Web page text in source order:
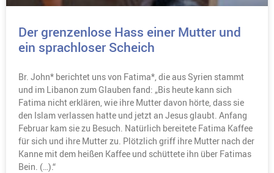
Der grenzenlose Hass einer Mutter und
ein sprachloser Scheich
Br. John* berichtet uns von Fatima*, die aus Syrien stammt
und im Libanon zum Glauben fand: „Bis heute kann sich
Fatima nicht erklären, wie ihre Mutter davon hörte, dass sie
den Islam verlassen hatte und jetzt an Jesus glaubt. Anfang
Februar kam sie zu Besuch. Natürlich bereitete Fatima Kaffee
für sich und ihre Mutter zu. Plötzlich griff ihre Mutter nach der
Kanne mit dem heißen Kaffee und schüttete ihn über Fatimas
Bein. (…).“